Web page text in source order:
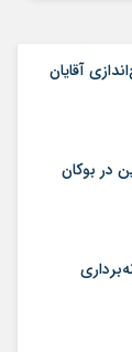
آقایان
در بوکان